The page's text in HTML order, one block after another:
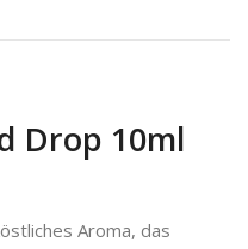
Drop 10ml
Aroma, das